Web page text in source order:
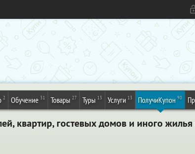
2 Обучение 31 Товары 27 Туры 13 Услуги 13 ПолучиКупон 90
квартир, гостевых домов и иного жилья